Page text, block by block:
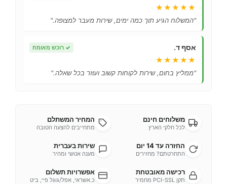
★★★★★
"המשלוח הגיע תוך כמה ימים, שירות מעבר למצופה."
אסף ד. ✓ רוכש מאומת
★★★★★
"ממליץ בחום, שירות לקוחות קשוב ועוזר בכל שאלה."
משלוחים חינם
לכל חלקי הארץ
המחיר המשתלם
מתחייבים להצעה הטובה
החזרה עד 14 יום
התחרטתם? מחזירים
שירות בעברית
מענה אנושי ומהיר
רכישה מאובטחת
תקן PCI-SSL מחמיר
אפשרויות תשלום
כ.אשראי, אפל/גוגל פיי, ביט